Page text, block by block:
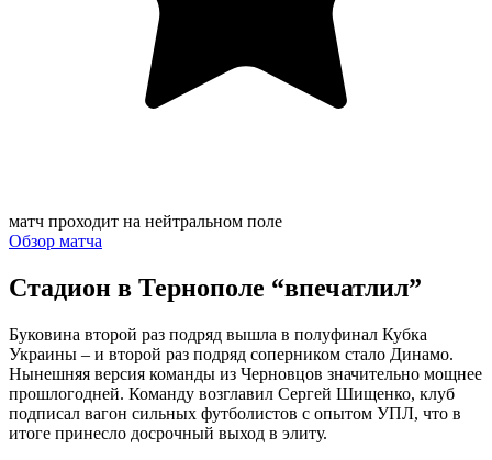
матч проходит на нейтральном поле
Обзор матча
Стадион в Тернополе “впечатлил”
Буковина второй раз подряд вышла в полуфинал Кубка
Украины – и второй раз подряд соперником стало Динамо.
Нынешняя версия команды из Черновцов значительно мощнее
прошлогодней. Команду возглавил Сергей Шищенко, клуб
подписал вагон сильных футболистов с опытом УПЛ, что в
итоге принесло досрочный выход в элиту.